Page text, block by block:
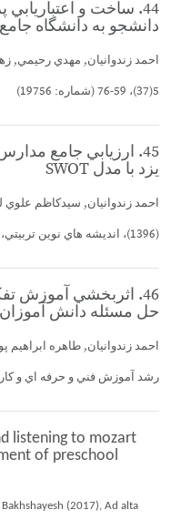
44. ساخت و
دانشجو به دانشگاه
5(37)، 59-76 (شماره: 19756)
45. ارزيابي جامع
يزد با مدل SWOT
احمد زندوانيان, سيدكاظم
(1396)، انديشه هاي نوين تربيتي، 13(4)، 189-223 (شماره: 17938)
46. اثربخشي آموزش
حل مسئله دانش
رشد آموزش فني و حرفه اي و كاردانش، (3)، 40-46
listening to mozart
of preschool
(2017), Ad alta